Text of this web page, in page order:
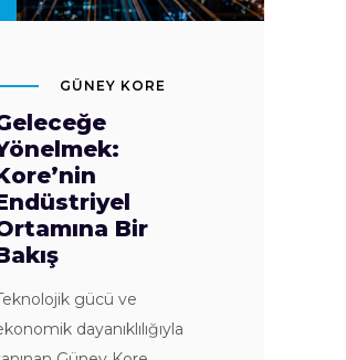
GÜNEY KORE
Bir
gücü ve
dayanıklılığıyla